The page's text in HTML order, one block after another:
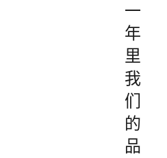
一
年
里
我
们
的
品